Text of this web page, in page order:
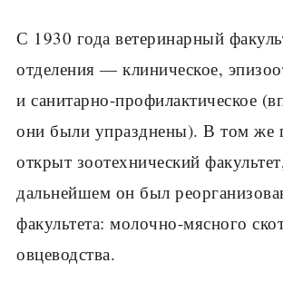
С 1930 года ветеринарный
отделения — клиниче­ское,
и санитарно-профилактическое
они были упразднены). В том же
открыт зоотехнический
дальнейшем он был
факультета: молоч­но-мясного
овцеводства.